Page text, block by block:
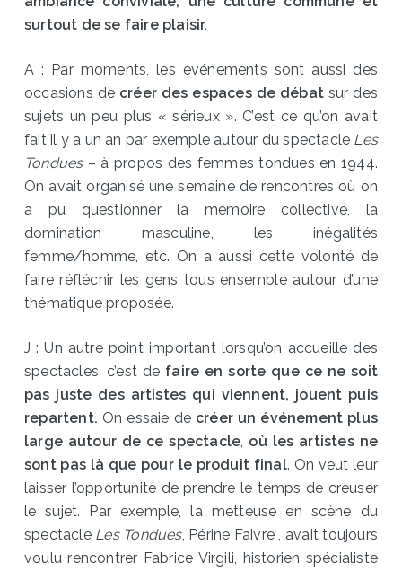
surtout de se faire plaisir.
A : Par moments, les événements sont aussi des
occasions de créer des espaces de débat sur des
sujets un peu plus « sérieux ». C’est ce qu’on avait
fait il y a un an par exemple autour du spectacle Les
Tondues– à propos des femmes tondues en 1944.
On avait organisé une semaine de rencontres où on
a pu questionner la mémoire collective, la
domination masculine, les inégalités
femme/homme, etc. On a aussi cette volonté de
faire réfléchir les gens tous ensemble autour d’une
thématique proposée.
J : Un autre point important lorsqu’on accueille des
spectacles, c’est de faire en sorte que ce ne soit
pas juste des artistes qui viennent, jouent puis
repartent. On essaie de créer un événement plus
large autour de ce spectacle où les artistes ne
sont pas là que pour le produit final. On veut leur
laisser l’opportunité de prendre le temps de creuser
le sujet. Par exemple, la metteuse en scène du
spectacle Les Tondues, Périne Faivre , avait toujours
voulu rencontrer Fabrice Virgili, historien spécialiste